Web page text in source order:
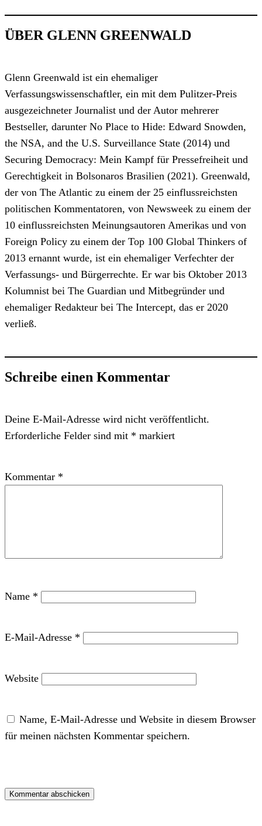
ÜBER GLENN GREENWALD
Glenn Greenwald ist ein ehemaliger
Verfassungswissenschaftler, ein mit dem Pulitzer-Preis
ausgezeichneter Journalist und der Autor mehrerer
Bestseller, darunter No Place to Hide: Edward Snowden,
the NSA, and the U.S. Surveillance State (2014) und
Securing Democracy: Mein Kampf für Pressefreiheit und
Gerechtigkeit in Bolsonaros Brasilien (2021). Greenwald,
der von The Atlantic zu einem der 25 einflussreichsten
politischen Kommentatoren, von Newsweek zu einem der
10 einflussreichsten Meinungsautoren Amerikas und von
Foreign Policy zu einem der Top 100 Global Thinkers of
2013 ernannt wurde, ist ein ehemaliger Verfechter der
Verfassungs- und Bürgerrechte. Er war bis Oktober 2013
Kolumnist bei The Guardian und Mitbegründer und
ehemaliger Redakteur bei The Intercept, das er 2020
verließ.
Schreibe einen Kommentar
Deine E-Mail-Adresse wird nicht veröffentlicht.
Erforderliche Felder sind mit * markiert
Kommentar *
Name *
E-Mail-Adresse *
Website
Name, E-Mail-Adresse und Website in diesem Browser
für meinen nächsten Kommentar speichern.